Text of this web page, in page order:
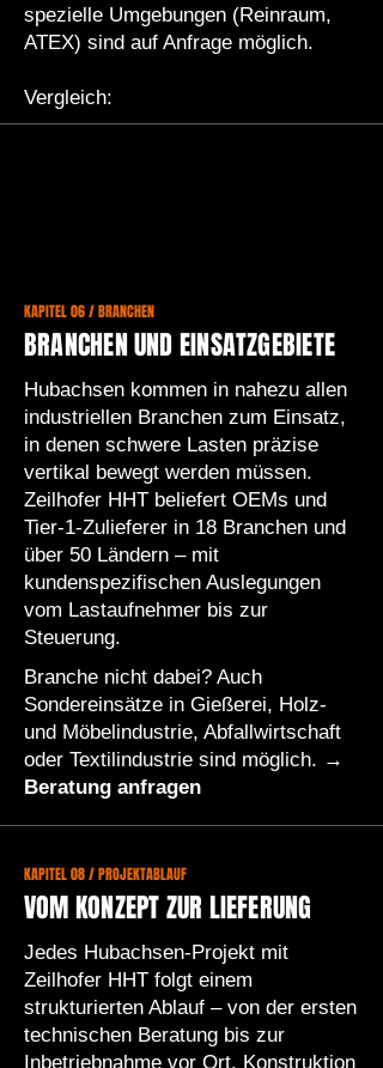
spezielle Umgebungen (Reinraum,
ATEX) sind auf Anfrage möglich.
Vergleich:
KAPITEL 06 / BRANCHEN
BRANCHEN UND EINSATZGEBIETE
Hubachsen kommen in nahezu allen
industriellen Branchen zum Einsatz,
in denen schwere Lasten präzise
vertikal bewegt werden müssen.
Zeilhofer HHT beliefert OEMs und
Tier-1-Zulieferer in 18 Branchen und
über 50 Ländern – mit
kundenspezifischen Auslegungen
vom Lastaufnehmer bis zur
Steuerung.
Branche nicht dabei? Auch
Sondereinsätze in Gießerei, Holz-
und Möbelindustrie, Abfallwirtschaft
oder Textilindustrie sind möglich. →
Beratung anfragen
KAPITEL 08 / PROJEKTABLAUF
VOM KONZEPT ZUR LIEFERUNG
Jedes Hubachsen-Projekt mit
Zeilhofer HHT folgt einem
strukturierten Ablauf – von der ersten
technischen Beratung bis zur
Inbetriebnahme vor Ort. Konstruktion